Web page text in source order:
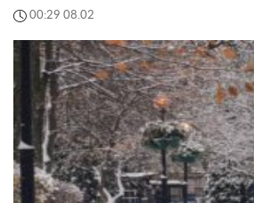
00:29 08.02